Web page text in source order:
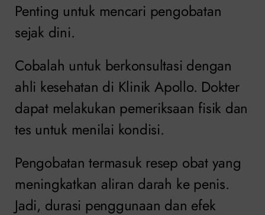
Penting untuk mencari pengobatan
sejak dini.
Cobalah untuk berkonsultasi dengan
ahli kesehatan di Klinik Apollo. Dokter
dapat melakukan pemeriksaan fisik dan
tes untuk menilai kondisi.
Pengobatan termasuk resep obat yang
meningkatkan aliran darah ke penis.
Jadi, durasi penggunaan dan efek